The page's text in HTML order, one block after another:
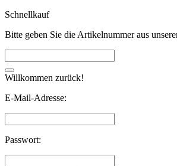
Schnellkauf
Bitte geben Sie die Artikelnummer aus
Willkommen zurück!
E-Mail-Adresse:
Passwort: